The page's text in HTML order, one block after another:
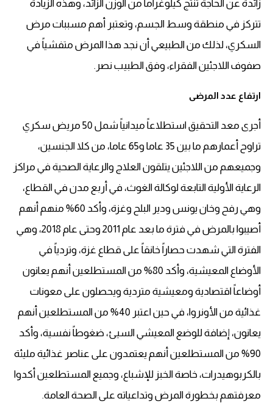
زائدة عن الحاجة تنتج كيلوغراما من الوزن الزائد، وهذه الزيادة
تتركز في منطقة وسط الجسم، وتعتبر أهم مسببات مرض
السكري، لذلك من الطبيعي أن نجد هذا المرض متفشياً في
صفوف اللاجئين الفقراء، وفق الطبيب نصر.
ارتفاع عدد المرضى
أجرى معد التحقيق استطلاعاً ميدانياً شمل 50 مريض سكري
تراوح أعمارهم ما بين 35 عاما و65 عاما، من كلا الجنسين،
وجميعهم من اللاجئين يتلقون العلاج والرعاية الصحية في مراكز
الرعاية الأولية التابعة لوكالة الغوث، في أربع مدن في القطاع،
وهي رفح وخان يونس ودير البلح وغزة، وأكد 60% منهم أنهم
أصيبوا بالمرض في فترة ما بعد عام 2011 وحتى عام 2018، وهي
الفترة التي شهدت حصاراً خانقاً على قطاع غزة، وتردياً في
الأوضاع المعيشية، وأكد 80% من المستطلعين أنهم يعانون
أوضاعاً اقتصادية ومعيشية متردية ويحصلون على معونات
غذائية من الأونروا، في حين اعتبر 40% من المستطلعين أنهم
يعانون، إضافة للوضع المعيشي السيئ، ضغوطاً نفسية، وأكد
90% من المستطلعين أنهم يعتمدون على عناصر غذائية مليئة
بالكربوهيدرات، خاصة الخبز للإشباع، وجميع المستطلعين أكدوا
معرفتهم بخطورة المرض وتداعياته على الصحة العامة.